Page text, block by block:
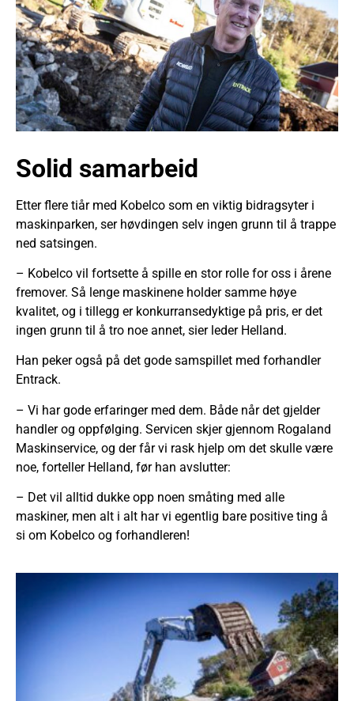
Solid samarbeid
Etter flere tiår med Kobelco som en viktig bidragsyter i
maskinparken, ser høvdingen selv ingen grunn til å trappe
ned satsingen.
– Kobelco vil fortsette å spille en stor rolle for oss i årene
fremover. Så lenge maskinene holder samme høye
kvalitet, og i tillegg er konkurransedyktige på pris, er det
ingen grunn til å tro noe annet, sier leder Helland.
Han peker også på det gode samspillet med forhandler
Entrack.
– Vi har gode erfaringer med dem. Både når det gjelder
handler og oppfølging. Servicen skjer gjennom Rogaland
Maskinservice, og der får vi rask hjelp om det skulle være
noe, forteller Helland, før han avslutter:
– Det vil alltid dukke opp noen småting med alle
maskiner, men alt i alt har vi egentlig bare positive ting å
si om Kobelco og forhandleren!